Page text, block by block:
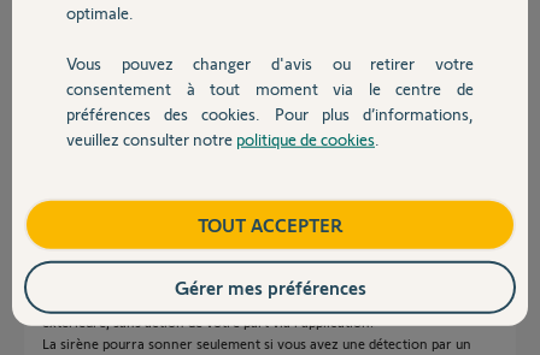
Devis avec un pro
Contact
il y a presque 2 ans
Participer au fil de discussion
Réponses
Bonjour Thomas,
La sirène ne sonnera pas si vous avez une détection par la caméra
extérieure, sans action de votre part via l'application.
La sirène pourra sonner seulement si vous avez une détection par un
optimale.
Vous pouvez changer d'avis ou retirer votre
consentement à tout moment via le centre de
préférences des cookies. Pour plus d’informations,
veuillez consulter notre politique de cookies
TOUT ACCEPTER
Gérer mes préférences